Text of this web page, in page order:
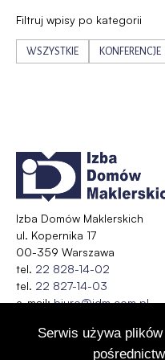
Serwis używa
Filtruj wpisy po kategorii
WSZYSTKIE KONFERENCJE
Izba Domów Maklerskich
ul. Kopernika 17
00-359 Warszawa
tel. 22 828-14-02
tel. 22 827-14-03
e-mail:biuro@idm.com.pl